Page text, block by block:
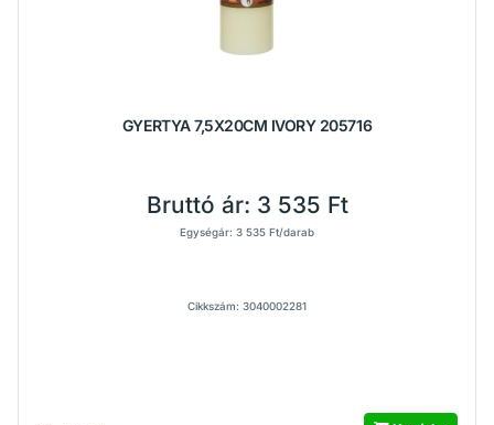
GYERTYA 7,5X20CM IVORY 205716
Bruttó ár: 3 535 Ft
Egységár: 3 535 Ft/darab
Cikkszám: 3040002281